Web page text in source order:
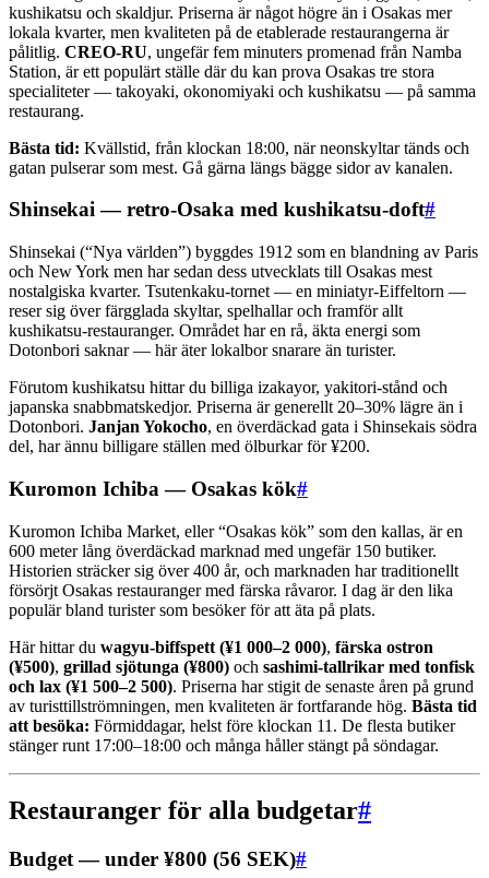
kushikatsu och skaldjur. Priserna är något högre än i Osakas mer
lokala kvarter, men kvaliteten på de etablerade restaurangerna är
pålitlig. CREO-RU, ungefär fem minuters promenad från Namba
Station, är ett populärt ställe där du kan prova Osakas tre stora
specialiteter — takoyaki, okonomiyaki och kushikatsu — på samma
restaurang.
Bästa tid: Kvällstid, från klockan 18:00, när neonskyltar tänds och
gatan pulserar som mest. Gå gärna längs bägge sidor av kanalen.
Shinsekai — retro-Osaka med kushikatsu-doft#
Shinsekai (“Nya världen”) byggdes 1912 som en blandning av Paris
och New York men har sedan dess utvecklats till Osakas mest
nostalgiska kvarter. Tsutenkaku-tornet — en miniatyr-Eiffeltorn —
reser sig över färgglada skyltar, spelhallar och framför allt
kushikatsu-restauranger. Området har en rå, äkta energi som
Dotonbori saknar — här äter lokalbor snarare än turister.
Förutom kushikatsu hittar du billiga izakayor, yakitori-stånd och
japanska snabbmatskedjor. Priserna är generellt 20–30% lägre än i
Dotonbori. Janjan Yokocho, en överdäckad gata i Shinsekais södra
del, har ännu billigare ställen med ölburkar för ¥200.
Kuromon Ichiba — Osakas kök#
Kuromon Ichiba Market, eller “Osakas kök” som den kallas, är en
600 meter lång överdäckad marknad med ungefär 150 butiker.
Historien sträcker sig över 400 år, och marknaden har traditionellt
försörjt Osakas restauranger med färska råvaror. I dag är den lika
populär bland turister som besöker för att äta på plats.
Här hittar du wagyu-biffspett (¥1 000–2 000), färska ostron
(¥500), grillad sjötunga (¥800) och sashimi-tallrikar med tonfisk
och lax (¥1 500–2 500). Priserna har stigit de senaste åren på grund
av turisttillströmningen, men kvaliteten är fortfarande hög. Bästa tid
att besöka: Förmiddagar, helst före klockan 11. De flesta butiker
stänger runt 17:00–18:00 och många håller stängt på söndagar.
Restauranger för alla budgetar#
Budget — under ¥800 (56 SEK)#